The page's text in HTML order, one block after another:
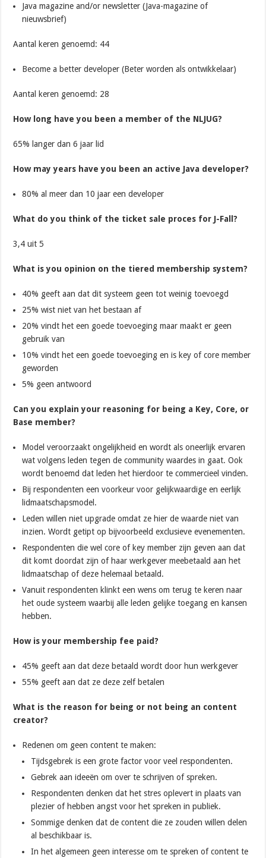
Java magazine and/or newsletter (Java-magazine of
nieuwsbrief)
Aantal keren genoemd: 44
Become a better developer (Beter worden als ontwikkelaar)
Aantal keren genoemd: 28
How long have you been a member of the NLJUG?
65% langer dan 6 jaar lid
How may years have you been an active Java developer?
80% al meer dan 10 jaar een developer
What do you think of the ticket sale proces for J-Fall?
3,4 uit 5
What is you opinion on the tiered membership system?
40% geeft aan dat dit systeem geen tot weinig toevoegd
25% wist niet van het bestaan af
20% vindt het een goede toevoeging maar maakt er geen
gebruik van
10% vindt het een goede toevoeging en is key of core member
geworden
5% geen antwoord
Can you explain your reasoning for being a Key, Core, or
Base member?
Model veroorzaakt ongelijkheid en wordt als oneerlijk ervaren
wat volgens leden tegen de community waardes in gaat. Ook
wordt benoemd dat leden het hierdoor te commercieel vinden.
Bij respondenten een voorkeur voor gelijkwaardige en eerlijk
lidmaatschapsmodel.
Leden willen niet upgrade omdat ze hier de waarde niet van
inzien. Wordt getipt op bijvoorbeeld exclusieve evenementen.
Respondenten die wel core of key member zijn geven aan dat
dit komt doordat zijn of haar werkgever meebetaald aan het
lidmaatschap of deze helemaal betaald.
Vanuit respondenten klinkt een wens om terug te keren naar
het oude systeem waarbij alle leden gelijke toegang en kansen
hebben.
How is your membership fee paid?
45% geeft aan dat deze betaald wordt door hun werkgever
55% geeft aan dat ze deze zelf betalen
What is the reason for being or not being an content
creator?
Redenen om geen content te maken:
Tijdsgebrek is een grote factor voor veel respondenten.
Gebrek aan ideeën om over te schrijven of spreken.
Respondenten denken dat het stres oplevert in plaats van
plezier of hebben angst voor het spreken in publiek.
Sommige denken dat de content die ze zouden willen delen
al beschikbaar is.
In het algemeen geen interesse om te spreken of content te